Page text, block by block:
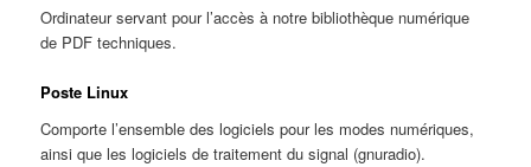
Ordinateur servant pour l’accès à notre bibliothèque numérique
de PDF techniques.
Poste Linux
Comporte l’ensemble des logiciels pour les modes numériques,
ainsi que les logiciels de traitement du signal (gnuradio).